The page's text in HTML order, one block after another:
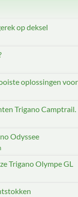
op deksel
oplossingen
Trigano Camptrail.
Odyssee
Trigano Olympe GL